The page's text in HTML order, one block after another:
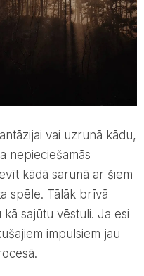
nepieciešamās
kādā sarunā ar šiem
spēle. Tālāk brīvā
sajūtu vēstuli. Ja esi
impulsiem jau